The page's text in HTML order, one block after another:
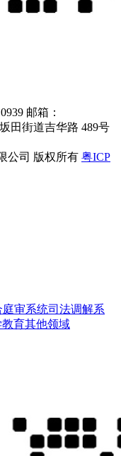
邮箱：
田街道吉华路 489号
公司 版权所有 粤ICP
庭审系统司法调解系
育其他领域